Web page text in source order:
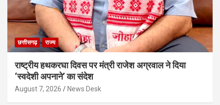
छत्तीसगढ़ राज्य
राष्ट्रीय हथकरघा दिवस पर मंत्री राजेश अग्रवाल ने दिया
‘स्वदेशी अपनाने’ का संदेश
August 7, 2026 News Desk